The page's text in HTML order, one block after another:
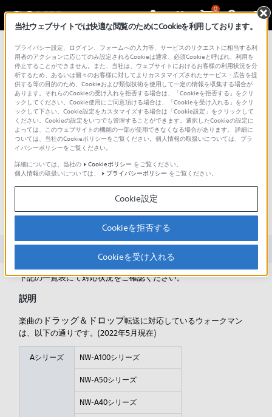
0
総合サポート・お問い合わせ
文書番号 : S1211069005750 / 最終更新日 : 2024/12/18
ドラッグ＆ドロップで楽曲を転送
できるウォークマンを知りたい。
x-アプリ、MediaGo、Music Center for PCなどのソ
フトウェアを使用せず、ウォークマンに楽曲を転送で
きるか確認したいです。 使用しているウォークマン
は、楽曲のドラッグ＆ドロップ転送に対応しています
か？
下記の一覧表にて対応状況をご確認ください。
説明
楽曲のドラッグ＆ドロップ転送に対応しているウォークマン
は、以下の通りです。(2022年5月現在)
Aシリーズ NW-A100シリーズ
NW-A50シリーズ
NW-A40シリーズ
当社ウェブサイトでは快適な閲覧のためにCookieを利用しております。
プライバシー設定、ログイン、フォームへの入力等、サービスのリクエストに相当する利
用者のアクションに応じてのみ設定されるCookieは通常、必須Cookieと呼ばれ、利用を
停止することができません。また、当社は、ウェブサイトにおけるお客様の利用状況を分
析するため、あるいは個々のお客様に対してよりカスタマイズされたサービス・広告を提
供する等の目的のため、Cookieおよび類似技術を使用して一定の情報を収集する場合が
あります。それらのCookieの受け入れを拒否する場合は、「Cookieを拒否する」をクリ
ックしてください。Cookie使用にご同意頂ける場合は、「Cookieを受け入れる」をクリ
ックして下さい。Cookie設定をカスタマイズする場合は「Cookie設定」をクリックして
ください。Cookieの設定をいつでも管理することができます。選択したCookieの設定に
よっては、このウェブサイトの機能の一部が使用できなくなる場合があります。 詳細に
ついては、当社のCookieポリシーをご覧ください。個人情報の取扱いについては、プラ
イバシーポリシーをご覧ください。
詳細については、当社の
Cookieポリシー をご覧ください。
個人情報の取扱いについては、
プライバシーポリシー をご覧ください。
Cookie設定
Cookieを拒否する
Cookieを受け入れる